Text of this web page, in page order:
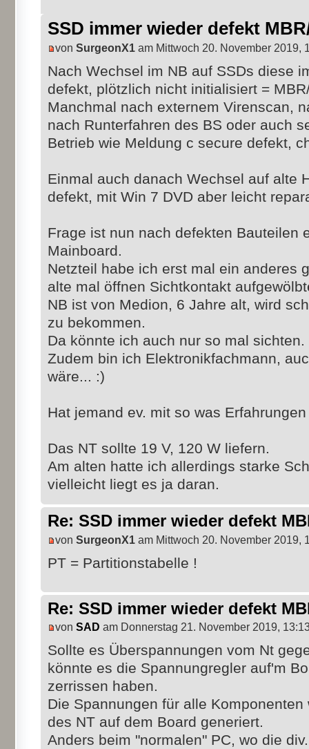
SSD immer wieder defekt
von SurgeonX1 am Mittwoch 20. November 2019,
Nach Wechsel im NB auf SSDs diese
defekt, plötzlich nicht initialisiert =
Manchmal nach externem Virenscan,
nach Runterfahren des BS oder auch
Betrieb wie Meldung c secure defekt,
Einmal auch danach Wechsel auf alte
defekt, mit Win 7 DVD aber leicht
Frage ist nun nach defekten Bauteilen
Mainboard.
Netzteil habe ich erst mal ein anderes
alte mal öffnen Sichtkontakt
NB ist von Medion, 6 Jahre alt, wird
zu bekommen.
Da könnte ich auch nur so mal sichten.
Zudem bin ich Elektronikfachmann,
wäre... :)
Hat jemand ev. mit so was
Das NT sollte 19 V, 120 W liefern.
Am alten hatte ich allerdings starke
vielleicht liegt es ja daran.
Re: SSD immer wieder defekt
von SurgeonX1 am Mittwoch 20. November 2019,
PT = Partitionstabelle !
Re: SSD immer wieder defekt
von SAD am Donnerstag 21. November 2019,
Sollte es Überspannungen vom Nt
könnte es die Spannungregler auf'm
zerrissen haben.
Die Spannungen für alle
des NT auf dem Board generiert.
Anders beim "normalen" PC, wo die